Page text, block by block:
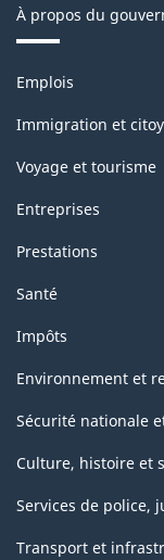
À propos du
Thèmes
sujets
Emplois
Immigration et
Voyage et tourisme
Entreprises
Prestations
Santé
Impôts
Environnement et
Sécurité nationale
Culture, histoire et
Services de police,
Transport et